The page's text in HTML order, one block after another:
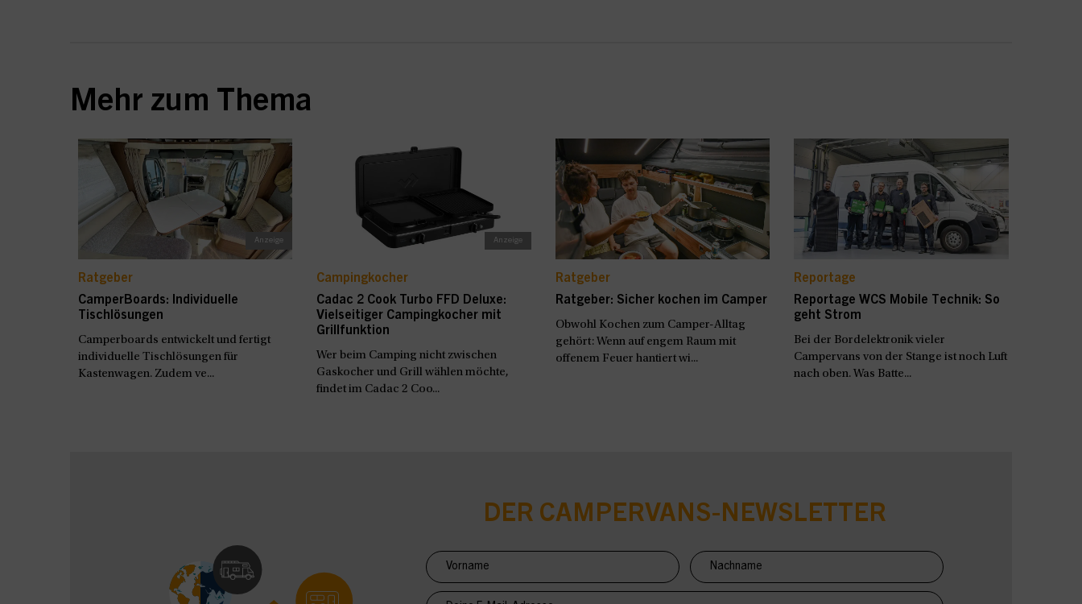
Mehr zum Thema
Ratgeber
CamperBoards: Individuelle
Tischlösungen
Camperboards entwickelt und fertigt
individuelle Tischlösungen für
Kastenwagen. Zudem ve...
Campingkocher
Cadac 2 Cook Turbo FFD Deluxe:
Vielseitiger Campingkocher mit
Grillfunktion
Wer beim Camping nicht zwischen
Gaskocher und Grill wählen möchte,
findet im Cadac 2 Coo...
Ratgeber
Ratgeber: Sicher kochen im Camper
Obwohl Kochen zum Camper-Alltag
gehört: Wenn auf engem Raum mit
offenem Feuer hantiert wi...
Reportage
Reportage WCS Mobile Technik: So
geht Strom
Bei der Bordelektronik vieler
Campervans von der Stange ist noch Luft
nach oben. Was Batte...
DER CAMPERVANS-NEWSLETTER
Newsletter
Anmeldung